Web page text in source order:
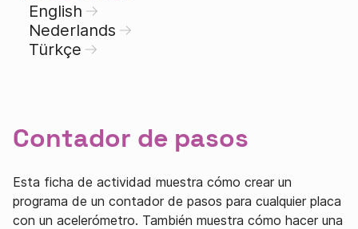
English
Nederlands
Türkçe
Contador de pasos
Esta ficha de actividad muestra cómo crear un
programa de un contador de pasos para cualquier placa
con un acelerómetro. También muestra cómo hacer una